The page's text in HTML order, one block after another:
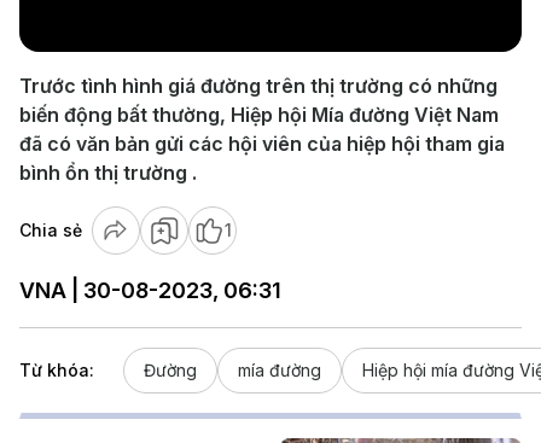
Video
Trước tình hình giá đường trên thị trường có những
biến động bất thường, Hiệp hội Mía đường Việt Nam
đã có văn bản gửi các hội viên của hiệp hội tham gia
bình ổn thị trường .
Chia sẻ 1
VNA | 30-08-2023, 06:31
Từ khóa: Đường mía đường Hiệp hội mía đường